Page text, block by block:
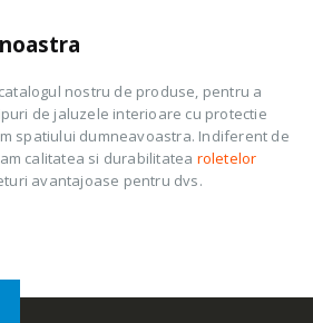
nostru de produse, pentru a
de jaluzele interioare cu protectie
spatiului dumneavoastra. Indiferent de
calitatea si durabilitatea roletelor
avantajoase pentru dvs.